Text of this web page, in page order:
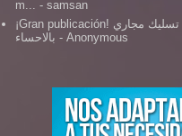
m...
- samsan
¡Gran publicación! شركة تسليك مجاري
بالاحساء - Anonymous